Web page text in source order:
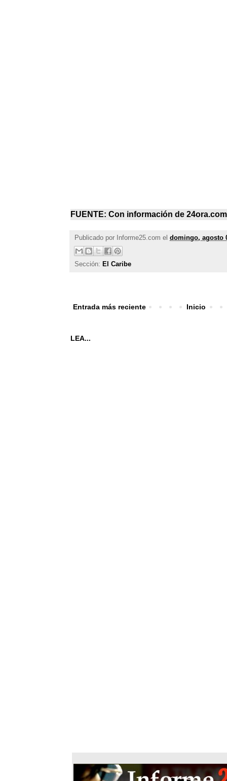
FUENTE: Con información de 24ora.com
Publicado por Informe25.com el domingo, agosto
Sección: El Caribe
Entrada más reciente Inicio
LEA...